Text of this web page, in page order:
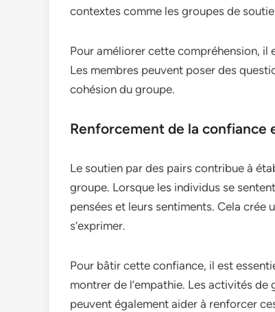
contextes comme les groupes de
Pour améliorer cette compréhension, il
Les membres peuvent poser des
cohésion du groupe.
Renforcement de la confiance
Le soutien par des pairs contribue à
groupe. Lorsque les individus se
pensées et leurs sentiments. Cela crée
s’exprimer.
Pour bâtir cette confiance, il est
montrer de l’empathie. Les activités
peuvent également aider à renforcer